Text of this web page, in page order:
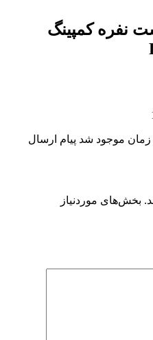
نفره کمپینگ
موجود شد پیام ارسال
بخش‌های موردنیاز